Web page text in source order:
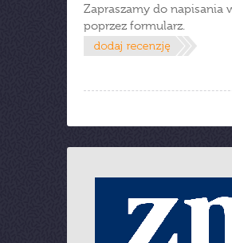
Zapraszamy do napisania
poprzez formularz.